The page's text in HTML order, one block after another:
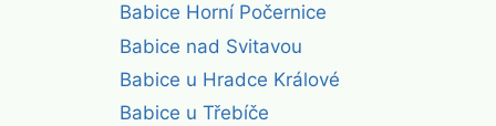
Babice Horní Počernice
Babice nad Svitavou
Babice u Hradce Králové
Babice u Třebíče